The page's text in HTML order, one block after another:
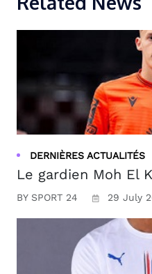
DERNIÈRES ACTUALITÉS
Le gardien Moh El
BY SPORT 24 29 July